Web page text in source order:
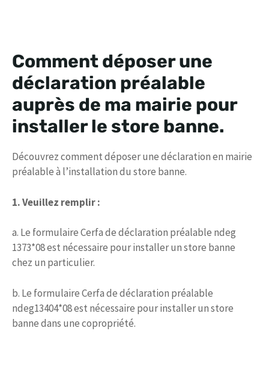
Comment déposer une
déclaration préalable
auprès de ma mairie pour
installer le store banne.
Découvrez comment déposer une déclaration en mairie
préalable à l’installation du store banne.
1. Veuillez remplir :
a. Le formulaire Cerfa de déclaration préalable ndeg
1373*08 est nécessaire pour installer un store banne
chez un particulier.
b. Le formulaire Cerfa de déclaration préalable
ndeg13404*08 est nécessaire pour installer un store
banne dans une copropriété.